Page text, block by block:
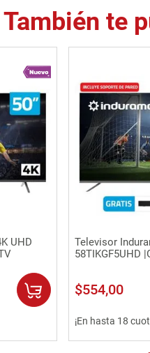
También te
UHD
Televisor
58TIKGF5UHD
$554,00
¡En hasta 18